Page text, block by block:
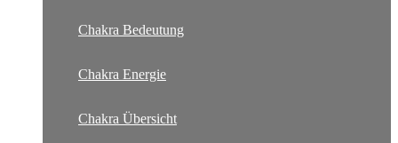
Chakra Bedeutung
Chakra Energie
Chakra Übersicht